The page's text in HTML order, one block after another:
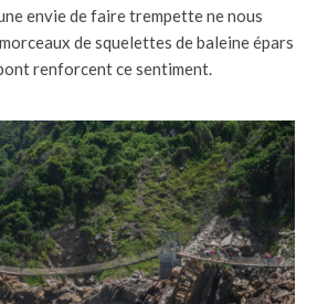
envie de faire trempette ne nous
de squelettes de baleine épars
renforcent ce sentiment.